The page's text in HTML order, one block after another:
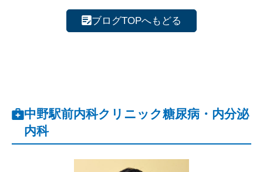
ブログTOPへもどる
中野駅前内科クリニック糖尿病・内分泌
内科